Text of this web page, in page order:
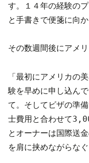
す。１４年の経験の
と手書きで便箋に向
その数週間後にアメ
「最初にアメリカの
験を早めに申し込ん
て。そしてビザの準
士費用と合わせて
とオーナーは国際送
を肩に挟めながらな